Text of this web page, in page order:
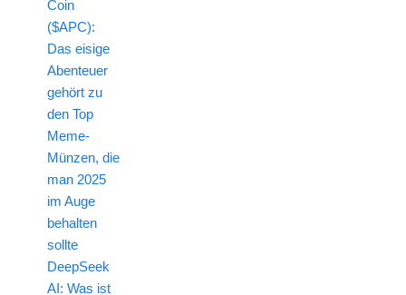
Coin
($APC):
Das eisige
Abenteuer
gehört zu
den Top
Meme-
Münzen, die
man 2025
im Auge
behalten
sollte
DeepSeek
AI: Was ist